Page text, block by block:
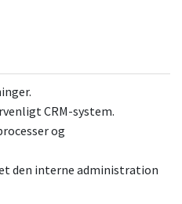
CRM-system.
og
den interne administration